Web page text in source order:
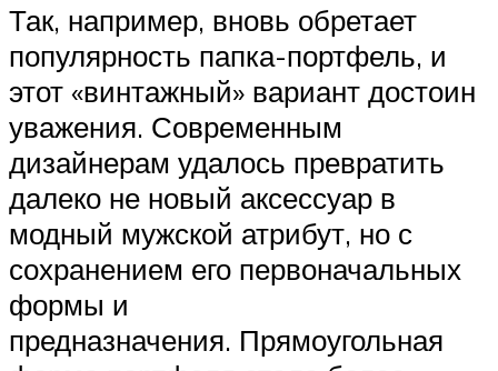
Так, например, вновь обретает
популярность папка-портфель, и
этот «винтажный» вариант достоин
уважения. Современным
дизайнерам удалось превратить
далеко не новый аксессуар в
модный мужской атрибут, но с
сохранением его первоначальных
формы и
предназначения. Прямоугольная